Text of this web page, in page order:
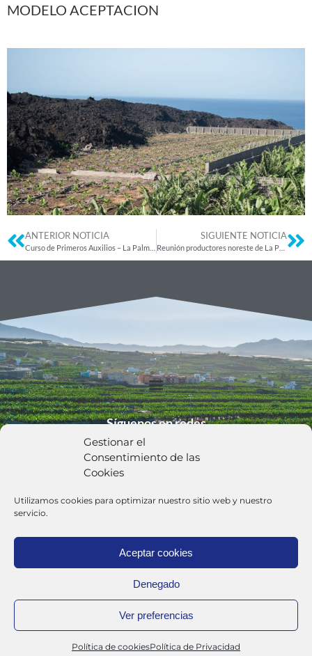
Gestionar el
Consentimiento de las
Cookies
Utilizamos cookies para optimizar nuestro sitio web y nuestro
servicio.
Aceptar cookies
Denegado
Ver preferencias
Política de cookiesPolítica de Privacidad
MODELO ACEPTACION
ANTERIOR NOTICIA SIGUIENTE NOTICIA
Reunión productores noreste de La Palma
Síguenos en redes
Trabaja con Nosotros
Canal Interno de Denuncias
Europlátano S.A. 2024